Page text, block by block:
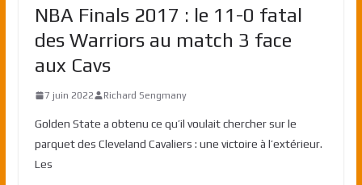
NBA Finals 2017 : le 11-0 fatal
des Warriors au match 3 face
aux Cavs
7 juin 2022 Richard Sengmany
Golden State a obtenu ce qu’il voulait chercher sur le
parquet des Cleveland Cavaliers : une victoire à l’extérieur.
Les